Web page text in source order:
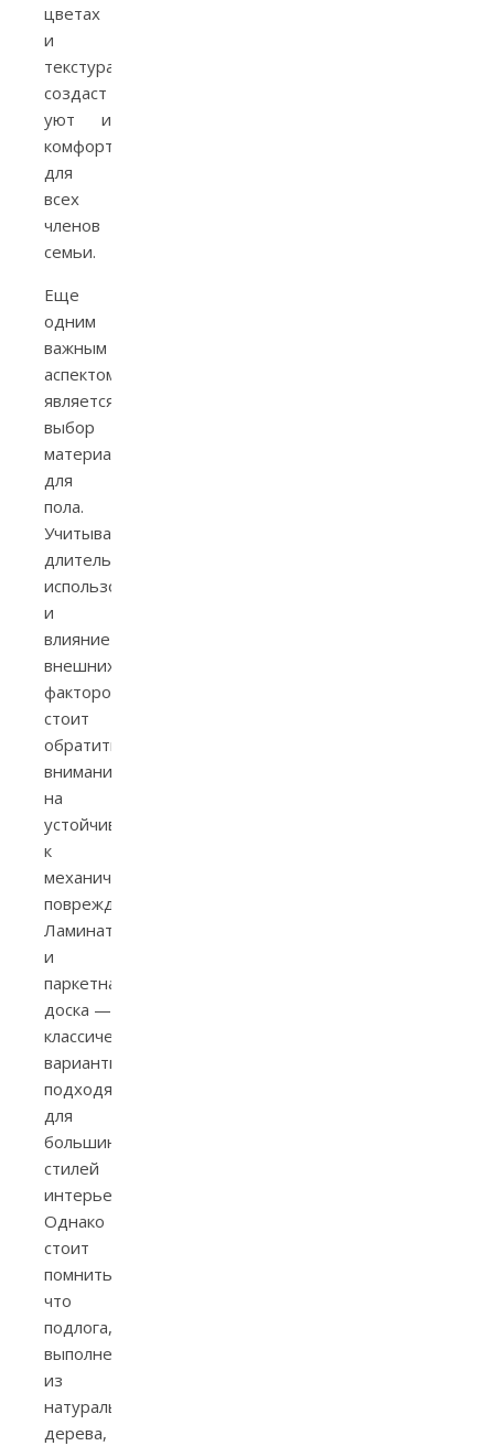
цветах
и
текстурах
создаст
уют и
комфорт
для
всех
членов
семьи.
Еще
одним
важным
аспектом
является
выбор
материалов
для
пола.
Учитывая
длительное
использование
и
влияние
внешних
факторов,
стоит
обратить
внимание
на
устойчивость
к
механическим
повреждениям.
Ламинат
и
паркетная
доска —
классические
варианты,
подходящие
для
большинства
стилей
интерьера.
Однако
стоит
помнить,
что
подлога,
выполненная
из
натурального
дерева,